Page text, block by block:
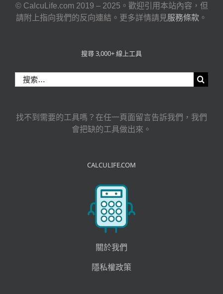
© CalcuLife.com 2019 – 2025。歡迎引用本站內容，但
請附上指向我們的反向連結。更多詳情請見服務條款 。
搜尋 3,000+ 線上工具
索
果：
找不到需要的工具嗎？在任一頁面留言告訴我們，我們
會把缺的工具做出來。
CALCULIFE.COM
關於我們
隱私權政策